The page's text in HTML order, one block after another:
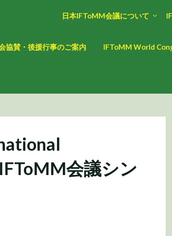
日本IFToMM会議について
協賛・後援行事のご案内 IFToMM World
会議シン